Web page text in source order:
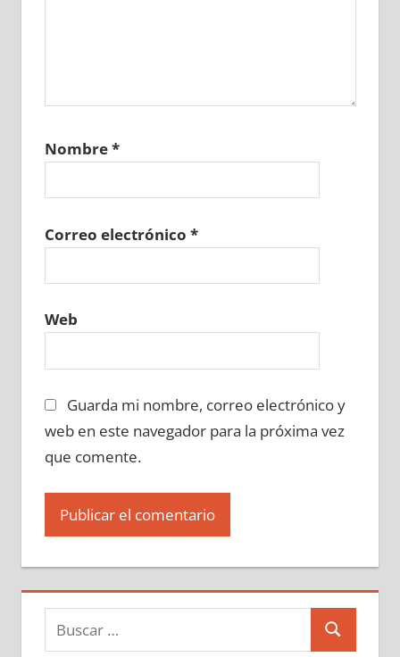
Nombre*
Correo electrónico *
Web
Guarda mi nombre, correo electrónico y
web en este navegador para la próxima vez
que comente.
Buscar